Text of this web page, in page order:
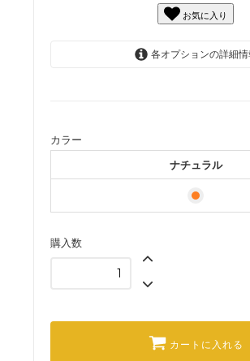
お気に入り
各オプションの詳細情
カラー
ナチュラル
購入数
カートに入れる